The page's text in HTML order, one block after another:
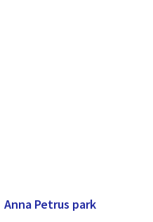
Anna Petrus park